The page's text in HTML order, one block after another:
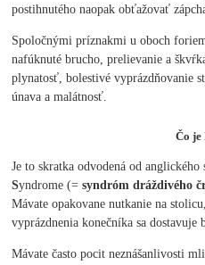
postihnutého naopak obťažovať
Spoločnými príznakmi u oboch
nafúknuté brucho, prelievanie a
plynatosť, bolestivé vyprázdňovanie
únava a malátnosť.
Čo je
Je to skratka odvodená od
Syndrome (=syndróm dráždivého
Mávate opakovane nutkanie na
vyprázdnenia konečníka sa
Mávate často pocit neznášanlivosti